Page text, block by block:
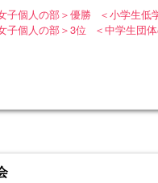
子個人の部＞優勝
＜小学生低
子個人の部＞3位
＜中学生団